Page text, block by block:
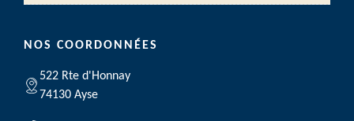
NOS COORDONNÉES
522 Rte d'Honnay
74130 Ayse